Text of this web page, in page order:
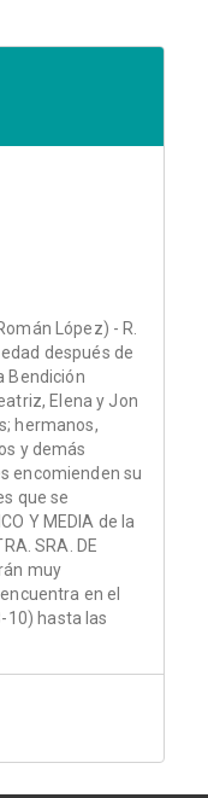
López) - R.
edad después de
Bendición
Elena y Jon
hermanos,
y demás
encomienden su
que se
Y MEDIA de la
SRA. DE
muy
en el
10) hasta las